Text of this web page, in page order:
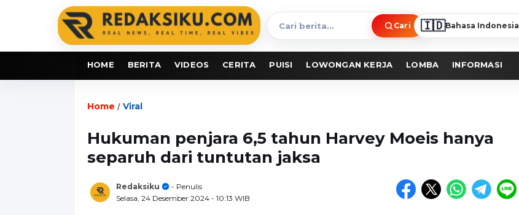
Cari
berita
Cari 🇮🇩Bahasa Indonesia
HOME BERITA VIDEOS CERITA PUISI LOWONGAN KERJA LOMBA INFORMASI
Home / Viral
Hukuman penjara 6,5 tahun Harvey Moeis hanya
separuh dari tuntutan jaksa
Redaksiku
- Penulis
Selasa, 24 Desember 2024 - 10:13 WIB